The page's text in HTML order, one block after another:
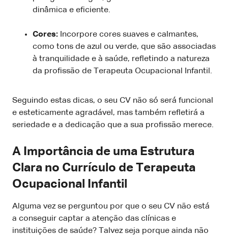
dinâmica e eficiente.
Cores: Incorpore cores suaves e calmantes,
como tons de azul ou verde, que são associadas
à tranquilidade e à saúde, refletindo a natureza
da profissão de Terapeuta Ocupacional Infantil.
Seguindo estas dicas, o seu CV não só será funcional
e esteticamente agradável, mas também refletirá a
seriedade e a dedicação que a sua profissão merece.
A Importância de uma Estrutura
Clara no Currículo de Terapeuta
Ocupacional Infantil
Alguma vez se perguntou por que o seu CV não está
a conseguir captar a atenção das clínicas e
instituições de saúde? Talvez seja porque ainda não